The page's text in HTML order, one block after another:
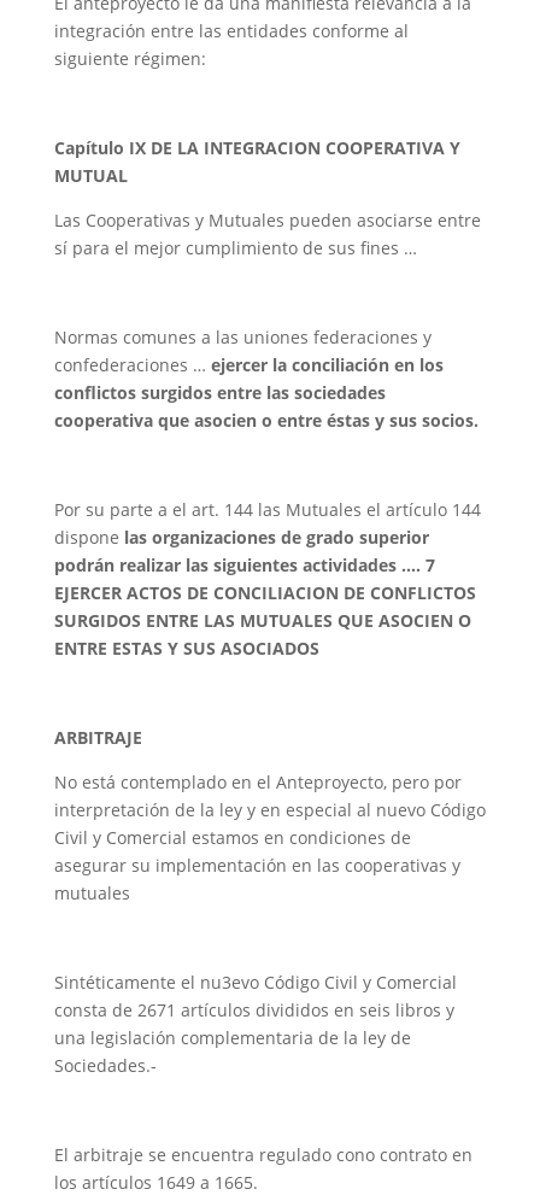
integración entre las entidades conforme al
siguiente régimen:
Capítulo IX DE LA INTEGRACION COOPERATIVA Y
MUTUAL
Las Cooperativas y Mutuales pueden asociarse entre
sí para el mejor cumplimiento de sus fines …
Normas comunes a las uniones federaciones y
confederaciones … ejercer la conciliación en los
conflictos surgidos entre las sociedades
cooperativa que asocien o entre éstas y sus socios.
Por su parte a el art. 144 las Mutuales el artículo 144
dispone las organizaciones de grado superior
podrán realizar las siguientes actividades …. 7
EJERCER ACTOS DE CONCILIACION DE CONFLICTOS
SURGIDOS ENTRE LAS MUTUALES QUE ASOCIEN O
ENTRE ESTAS Y SUS ASOCIADOS
ARBITRAJE
No está contemplado en el Anteproyecto, pero por
interpretación de la ley y en especial al nuevo Código
Civil y Comercial estamos en condiciones de
asegurar su implementación en las cooperativas y
mutuales
Sintéticamente el nu3evo Código Civil y Comercial
consta de 2671 artículos divididos en seis libros y
una legislación complementaria de la ley de
Sociedades.-
El arbitraje se encuentra regulado cono contrato en
los artículos 1649 a 1665.